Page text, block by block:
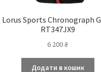
Lorus Sports Chronograph
RT347JX9
6 200₴
Додати в кошик